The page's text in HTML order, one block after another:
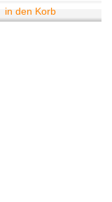
in den Korb